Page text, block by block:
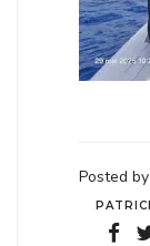
Posted by